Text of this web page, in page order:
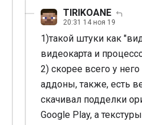
TIRIKOANE
20:31 14 ноя 19
1)такой штуки как
видеокарта и
2) скорее всего у
аддоны, также, есть
скачивал подделки
Google Play, а